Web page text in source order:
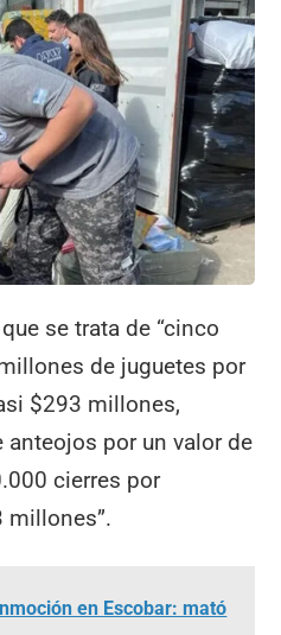
se trata de “cinco
de juguetes por
$293 millones,
por un valor de
cierres por
millones”.
en Escobar: mató